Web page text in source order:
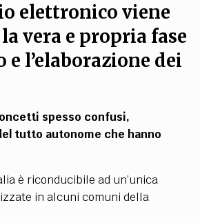
elettronico viene
vera e propria fase
l’elaborazione dei
spesso confusi,
tutto autonome che hanno
è riconducibile ad un’unica
in alcuni comuni della